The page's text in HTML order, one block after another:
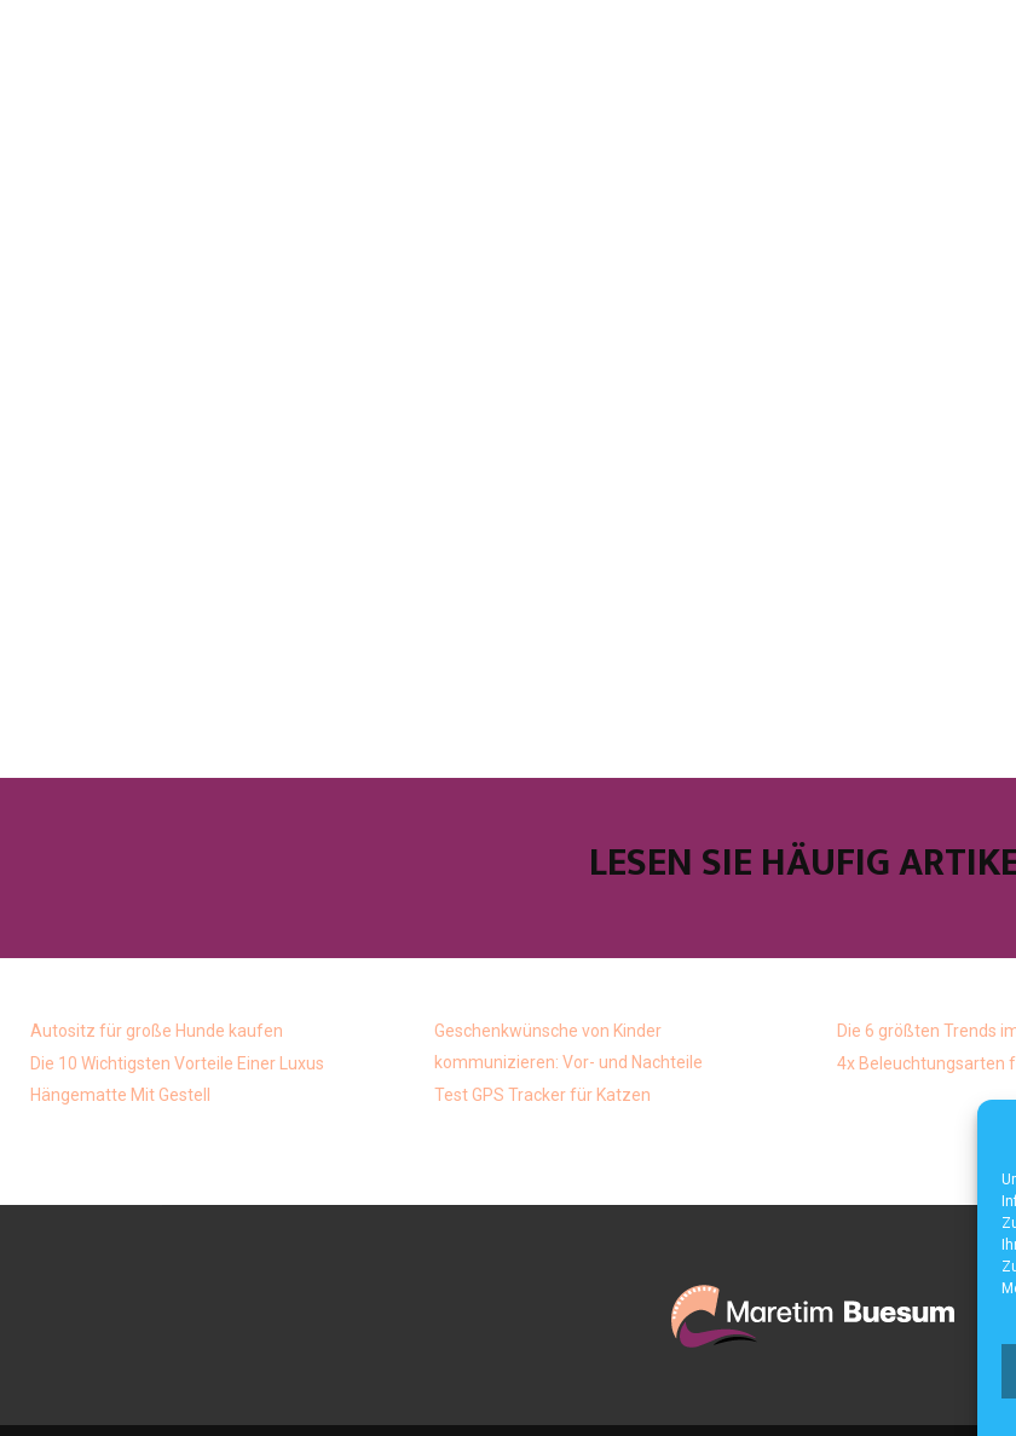
LESEN SIE HÄUFIG
Autositz für große Hunde kaufen
Die 10 Wichtigsten Vorteile Einer Luxus
Hängematte Mit Gestell
Geschenkwünsche von Kinder
kommunizieren: Vor- und Nachteile
Test GPS Tracker für Katzen
Die 6 größten Trends
4x Beleuchtungsarten